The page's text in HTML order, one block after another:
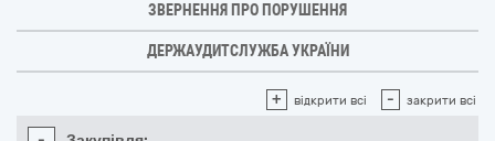
ЗВЕРНЕННЯ ПРО ПОРУШЕННЯ
ДЕРЖАУДИТСЛУЖБА УКРАЇНИ
+ відкрити всі - закрити всі